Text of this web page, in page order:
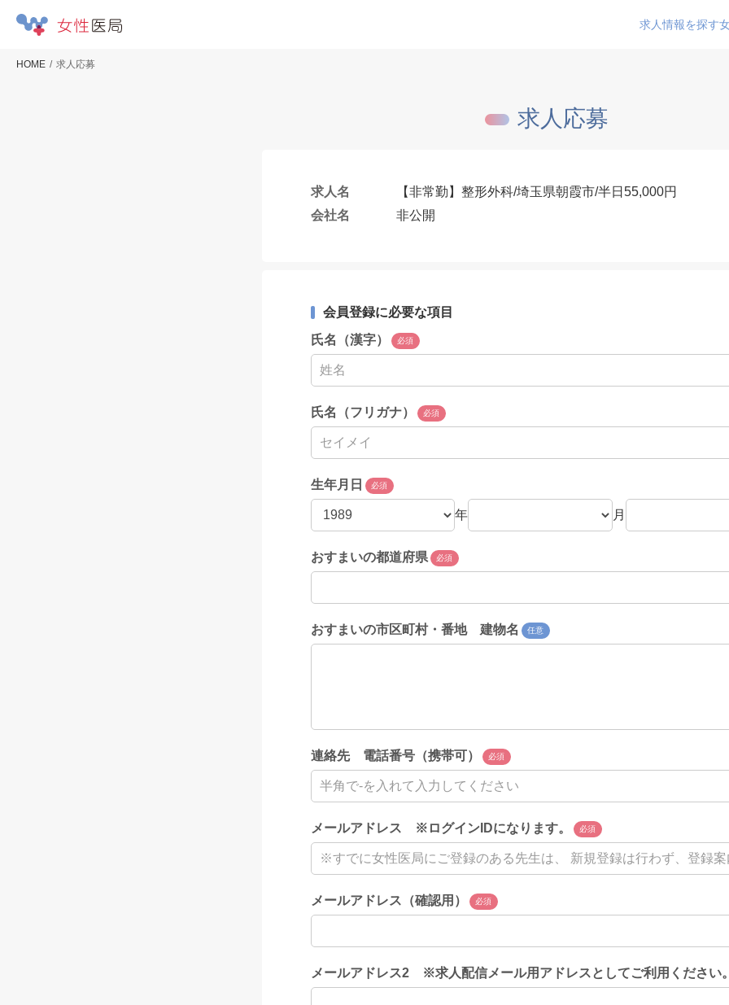
求人情報を探す
HOME 求人応募
求人応募
求人名
【非常勤】整形外科/埼玉県朝霞市/半日55,000円
会社名
非公開
会員登録に必要な項目
氏名（漢字）
必須
氏名（フリガナ） 必須
生年月日 必須
年 月
おすまいの都道府県 必須
おすまいの市区町村・番地 建物名 任意
連絡先 電話番号（携帯可） 必須
メールアドレス ※ログインIDになります。 必須
メールアドレス（確認用） 必須
メールアドレス2 ※求人配信メール用アドレスとしてご利用ください